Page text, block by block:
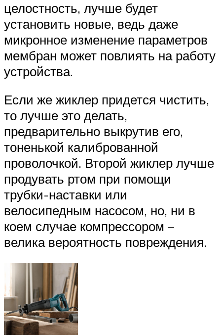
целостность, лучше будет
установить новые, ведь даже
микронное изменение параметров
мембран может повлиять на работу
устройства.
Если же жиклер придется чистить,
то лучше это делать,
предварительно выкрутив его,
тоненькой калиброванной
проволочкой. Второй жиклер лучше
продувать ртом при помощи
трубки-наставки или
велосипедным насосом, но, ни в
коем случае компрессором –
велика вероятность повреждения.